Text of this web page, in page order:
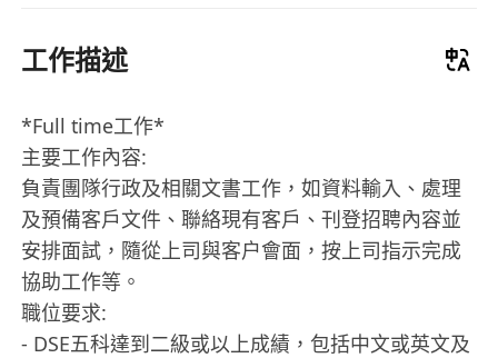
工作描述
*Full time工作*
主要工作內容:
負責團隊行政及相關文書工作，如資料輸入、處理
及預備客戶文件、聯絡現有客戶、刊登招聘內容並
安排面試，隨從上司與客户會面，按上司指示完成
協助工作等。
職位要求:
- DSE五科達到二級或以上成績，包括中文或英文及